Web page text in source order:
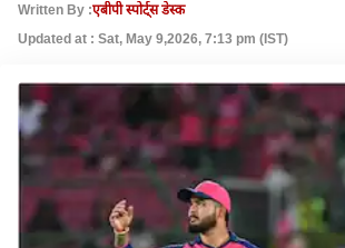
Written By :एबीपी स्पोर्ट्स डेस्क
Updated at : Sat, May 9,2026, 7:13 pm (IST)